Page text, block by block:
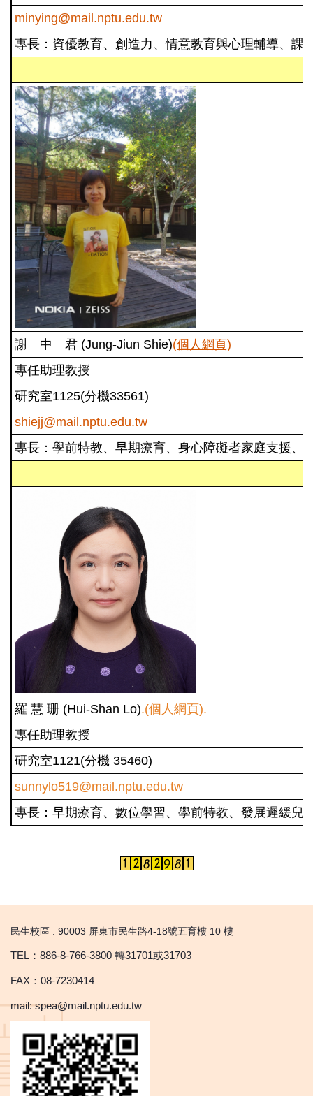
minying@mail.nptu.edu.tw
專長：資優教育、創造力、情意教育與心理輔導、課
謝 中 君 (Jung-Jiun Shie)(個人網頁)
專任助理教授
研究室1125(分機33561)
shiejj@mail.nptu.edu.tw
專長：學前特教、早期療育、身心障礙者家庭支援、
羅 慧 珊 (Hui-Shan Lo).(個人網頁).
專任助理教授
研究室1121(分機 35460)
sunnylo519@mail.nptu.edu.tw
專長：早期療育、數位學習、學前特教、發展遲緩兒
:::
民生校區 : 90003 屏東市民生路4-18號五育樓 10 樓
TEL：886-8-766-3800 轉31701或31703
FAX：08-7230414
mail: spea@mail.nptu.edu.tw